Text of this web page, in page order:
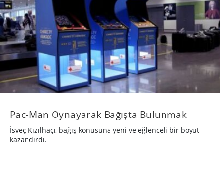
Pac-Man Oynayarak Bağışta Bulunmak
İsveç Kızılhaçı, bağış konusuna yeni ve eğlenceli bir boyut
kazandırdı.